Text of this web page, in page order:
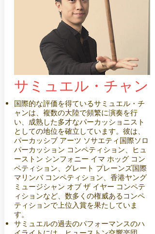
サミュエル・チャン
国際的な評価を得ているサミュエル・チ
ャンは、複数の大陸で頻繁に演奏を行
い、成熟した多才なパーカッショニスト
としての地位を確立しています。彼は、
パーカッシブ アーツ ソサエティ国際ソロ
パーカッション コンペティション、ヒュ
ーストン シンフォニー イマ ホッグ コン
ペティション、グレート プレーンズ国際
マリンバ コンペティション、香港ヤング
ミュージシャン オブ ザ イヤー コンペテ
ィションなど、数多くの権威あるコンペ
ティションで上位入賞を果たしていま
す。
サミュエルの過去のパフォーマンスのハ